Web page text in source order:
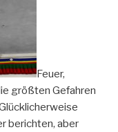
Feuer,
größten Gefahren
berichten, aber